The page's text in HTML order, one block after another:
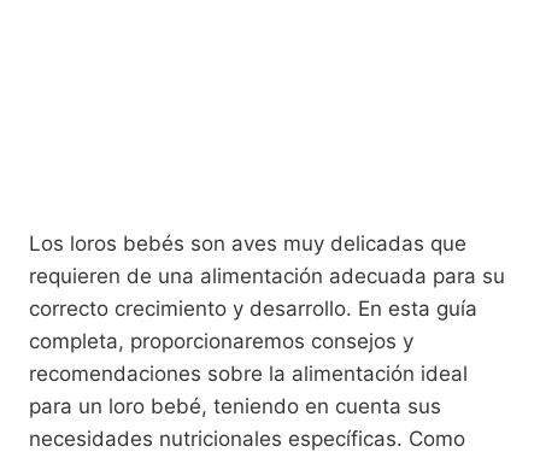
Los loros bebés son aves muy delicadas que
requieren de una alimentación adecuada para su
correcto crecimiento y desarrollo. En esta guía
completa, proporcionaremos consejos y
recomendaciones sobre la alimentación ideal
para un loro bebé, teniendo en cuenta sus
necesidades nutricionales específicas. Como